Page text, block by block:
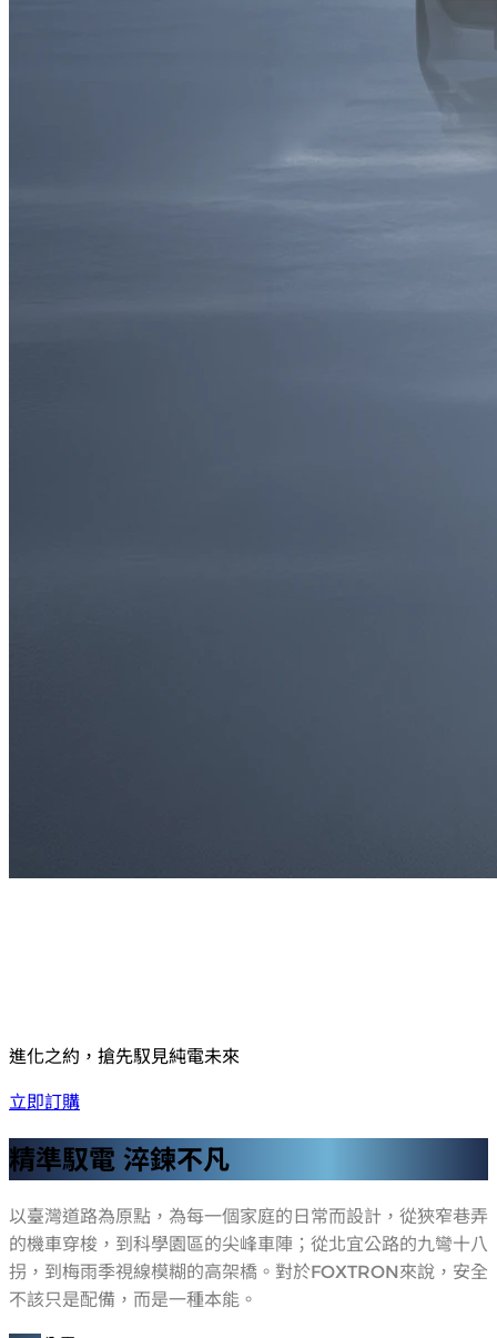
進化之約，搶先馭見純電未來
立即訂購
精準馭電 淬鍊不凡
以臺灣道路為原點，為每一個家庭的日常而設計，從狹窄巷弄
的機車穿梭，到科學園區的尖峰車陣；從北宜公路的九彎十八
拐，到梅雨季視線模糊的高架橋。對於FOXTRON來說，安全
不該只是配備，而是一種本能。